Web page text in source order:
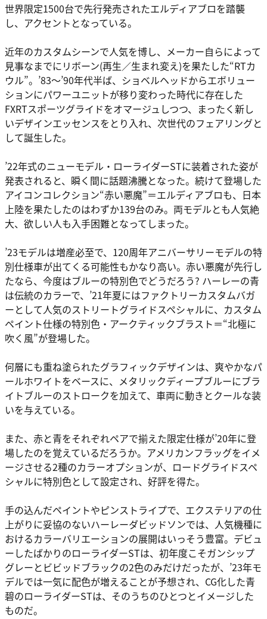
世界限定1500台で先行発売されたエルディアブロを踏襲
し、アクセントとなっている。
近年のカスタムシーンで人気を博し、メーカー自らによって
見事なまでにリボーン(再生／生まれ変え)を果たした“RTカ
ウル”。’83〜’90年代半ば、ショベルヘッドからエボリュー
ションにパワーユニットが移り変わった時代に存在した
FXRTスポーツグライドをオマージュしつつ、まったく新し
いデザインエッセンスをとり入れ、次世代のフェアリングと
して誕生した。
’22年式のニューモデル・ローライダーSTに装着された姿が
発表されると、瞬く間に話題沸騰となった。続けて登場した
アイコンコレクション“赤い悪魔”＝エルディアブロも、日本
上陸を果たしたのはわずか139台のみ。両モデルとも人気絶
大、欲しい人も入手困難となってしまった。
’23モデルは増産必至で、120周年アニバーサリーモデルの特
別仕様車が出てくる可能性もかなり高い。赤い悪魔が先行し
たなら、今度はブルーの特別色でどうだろう? ハーレーの青
は伝統のカラーで、’21年夏にはファクトリーカスタムバガ
ーとして人気のストリートグライドスペシャルに、カスタム
ペイント仕様の特別色・アークティックブラスト＝“北極に
吹く風”が登場した。
何層にも重ね塗られたグラフィックデザインは、爽やかなパ
ールホワイトをベースに、メタリックディープブルーにブラ
イトブルーのストロークを加えて、車両に動きとクールな装
いを与えている。
また、赤と青をそれぞれペアで揃えた限定仕様が’20年に登
場したのを覚えているだろうか。アメリカンフラッグをイメ
ージさせる2種のカラーオプションが、ロードグライドスペ
シャルに特別色として設定され、好評を得た。
手の込んだペイントやピンストライプで、エクステリアの仕
上がりに妥協のないハーレーダビッドソンでは、人気機種に
おけるカラーバリエーションの展開はいっそう豊富。デビュ
ーしたばかりのローライダーSTは、初年度こそガンシップ
グレーとビビッドブラックの2色のみだけだったが、’23年モ
デルでは一気に配色が増えることが予想され、CG化した青
碧のローライダーSTは、そのうちのひとつとイメージした
ものだ。